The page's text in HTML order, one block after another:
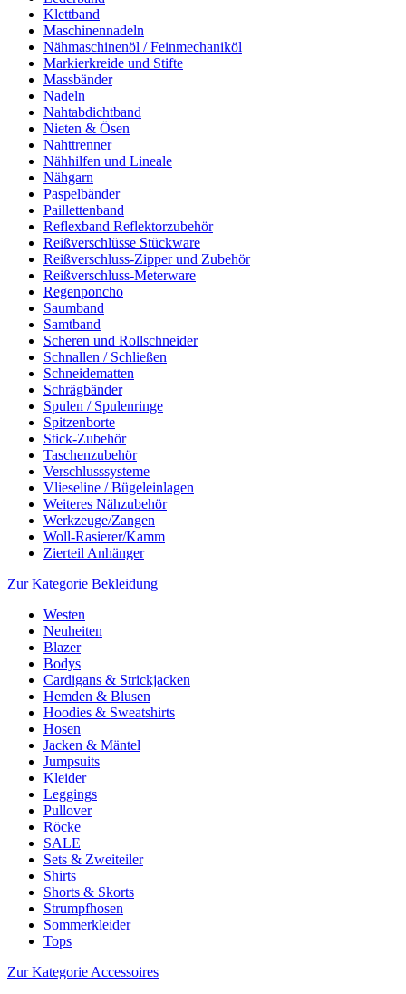
Klettband
Maschinennadeln
Nähmaschinenöl / Feinmechaniköl
Markierkreide und Stifte
Massbänder
Nadeln
Nahtabdichtband
Nieten & Ösen
Nahttrenner
Nähhilfen und Lineale
Nähgarn
Paspelbänder
Paillettenband
Reflexband Reflektorzubehör
Reißverschlüsse Stückware
Reißverschluss-Zipper und Zubehör
Reißverschluss-Meterware
Regenponcho
Saumband
Samtband
Scheren und Rollschneider
Schnallen / Schließen
Schneidematten
Schrägbänder
Spulen / Spulenringe
Spitzenborte
Stick-Zubehör
Taschenzubehör
Verschlusssysteme
Vlieseline / Bügeleinlagen
Weiteres Nähzubehör
Werkzeuge/Zangen
Woll-Rasierer/Kamm
Zierteil Anhänger
Zur Kategorie Bekleidung
Westen
Neuheiten
Blazer
Bodys
Cardigans & Strickjacken
Hemden & Blusen
Hoodies & Sweatshirts
Hosen
Jacken & Mäntel
Jumpsuits
Kleider
Leggings
Pullover
Röcke
SALE
Sets & Zweiteiler
Shirts
Shorts & Skorts
Strumpfhosen
Sommerkleider
Tops
Zur Kategorie Accessoires